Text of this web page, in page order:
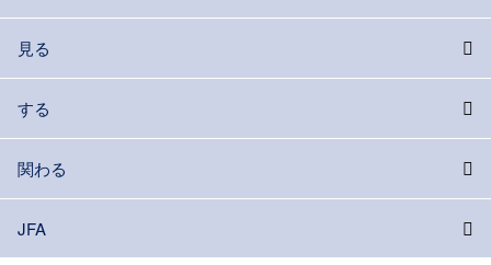
見る
する
関わる
JFA